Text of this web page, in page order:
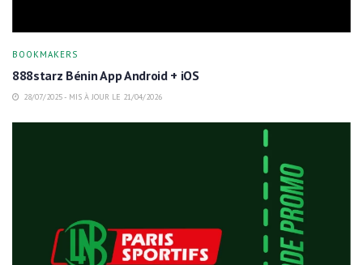
BOOKMAKERS
888starz Bénin App Android + iOS
28/07/2025 - MIS À JOUR LE 21/04/2026